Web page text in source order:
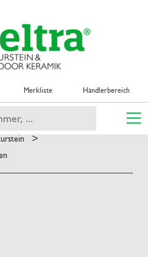
Merkliste Händlerbereich
>